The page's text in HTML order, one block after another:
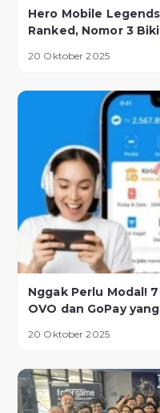
Hero Mobile
Ranked, Nomor 3
20 Oktober 2025
Nggak Perlu Modal!
OVO dan GoPay
20 Oktober 2025